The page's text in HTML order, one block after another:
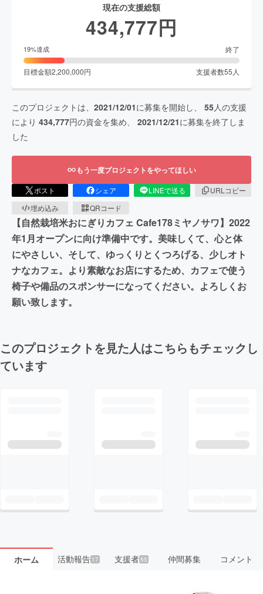
現在の支援総額
434,777円
19%達成 終了
目標金額2,200,000円 支援者数55 人
このプロジェクトは、 2021/12/01に募集を開始し、 55人の支援
により 434,777円の資金を集め、 2021/12/21に募集を終了しま
した
もう一度プロジェクトをやってほしい
ポスト シェア LINEで送る
URLコピー
埋め込み
QRコード
【自然栽培米おにぎりカフェ Cafe178ミヤノサワ】2022
年1月オープンに向け準備中です。美味しくて、心と体
にやさしい、そして、ゆっくりとくつろげる、少しオト
ナなカフェ。より素敵なお店にするため、カフェで使う
椅子や備品のスポンサーになってください。よろしくお
願い致します。
このプロジェクトを見た人はこちらもチェックし
ています
ホーム 活動報告17 支援者55 仲間募集 コメント